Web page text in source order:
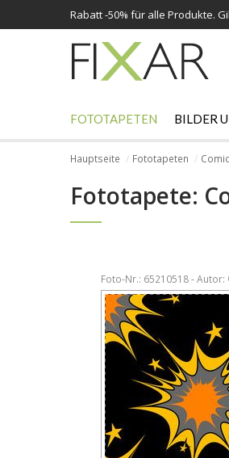
Rabatt -50% für alle Produkte.
FOTOTAPETEN BILDER
Hauptseite Fototapeten Comic
Fototapete:
Foto-Nr.: 65210518 -